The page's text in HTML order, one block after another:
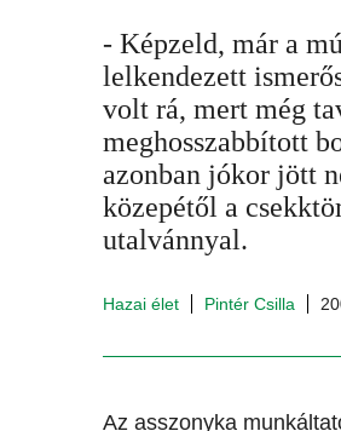
- Képzeld, már a
lelkendezett
volt rá, mert még
meghosszabbított
azonban jókor jött
közepétől a
utalvánnyal.
Hazai élet Pintér Csilla
Az asszonyka